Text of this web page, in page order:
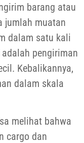
barang atau
jumlah muatan
dalam satu kali
pengiriman
Kebalikannya,
dalam skala
melihat bahwa
cargo dan